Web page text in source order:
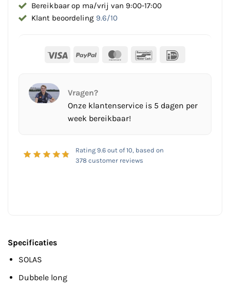
Bereikbaar op ma/vrij van 9:00-17:00
Klant beoordeling 9.6/10
Visa PayPal MasterCardBancontact
Vragen?
Onze klantenservice is 5 dagen per
week bereikbaar!
Rating 9.6out of 10, based on
378customer reviews
Specificaties
SOLAS
Dubbele long